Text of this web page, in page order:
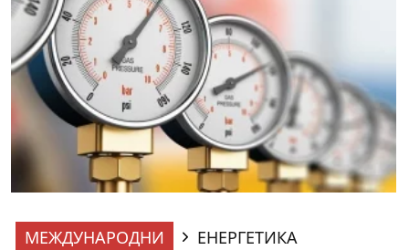
МЕЖДУНАРОДНИ
ЕНЕРГЕТИКА